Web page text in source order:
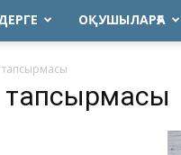
ОҚУШЫЛАРҒА
тапсырмасы
тапсырмасы